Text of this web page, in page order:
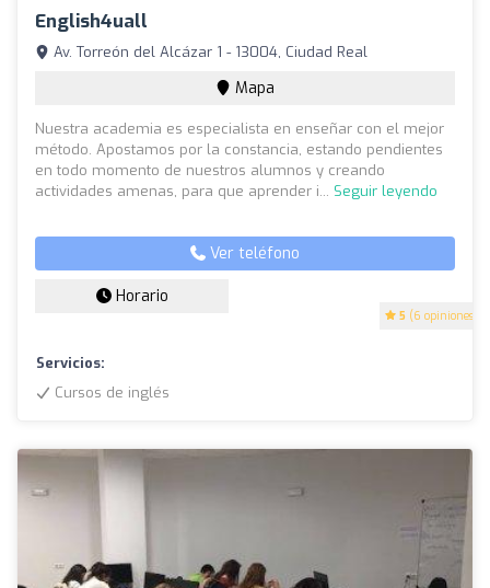
English4uall
5 (6 opiniones)
Av. Torreón del Alcázar 1 - 13004, Ciudad Real
Mapa
Nuestra academia es especialista en enseñar con el mejor
método. Apostamos por la constancia, estando pendientes
en todo momento de nuestros alumnos y creando
actividades amenas, para que aprender i... Seguir leyendo
Ver teléfono
Horario
Servicios:
Cursos de inglés